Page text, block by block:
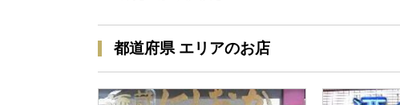
都道府県 エリアのお店